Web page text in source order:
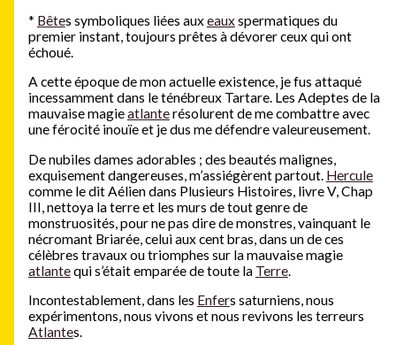
* Bêtes symboliques liées auxeauxspermatiques du
premier instant, toujours prêtes à dévorer ceux qui ont
échoué.
A cette époque de mon actuelle existence, je fus attaqué
incessamment dans le ténébreux Tartare. Les Adeptes de la
mauvaise magieatlanterésolurent de me combattre avec
une férocité inouïe et je dus me défendre valeureusement.
De nubiles dames adorables ; des beautés malignes,
exquisement dangereuses, m’assiégèrent partout. Hercule
comme le dit Aélien dans Plusieurs Histoires, livre V, Chap
III, nettoya la terre et les murs de tout genre de
monstruosités, pour ne pas dire de monstres, vainquant le
nécromant Briarée, celui aux cent bras, dans un de ces
célèbres travaux ou triomphes sur la mauvaise magie
atlantequi s’était emparée de toute la Terre.
Incontestablement, dans les Enfers saturniens, nous
expérimentons, nous vivons et nous revivons les terreurs
Atlantes.